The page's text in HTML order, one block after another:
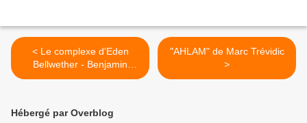
< Le complexe d'Eden
Bellwether - Benjamin
Wood
"AHLAM" de Marc Trévidic
>
Hébergé par Overblog